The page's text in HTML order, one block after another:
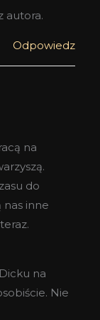
autora.
Odpowiedz
na
do
nas inne
na
Nie